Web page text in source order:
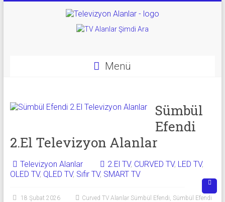
Televizyon
Televizyon
|
TV
Alanlar
Menü
Sümbül
Efendi
2.El Televizyon Alanlar
Televizyon Alanlar 2.El TV, CURVED TV, LED TV,
OLED TV, QLED TV, Sıfır TV, SMART TV
18 Şubat 2026 Curved TV Alanlar Sümbül Efendi, Sümbül Efendi